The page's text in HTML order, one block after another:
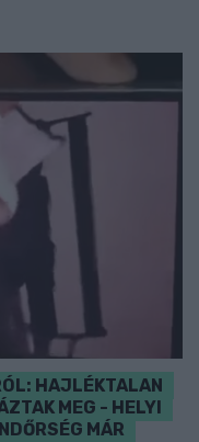
HAJLÉKTALAN
MEG - HELYI
MÁR